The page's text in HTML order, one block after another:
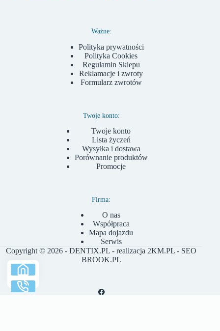
Ważne:
Polityka prywatności
Polityka Cookies
Regulamin Sklepu
Reklamacje i zwroty
Formularz zwrotów
Twoje konto:
Twoje konto
Lista życzeń
Wysyłka i dostawa
Porównanie produktów
Promocje
Firma:
O nas
Współpraca
Mapa dojazdu
Serwis
Copyright © 2026 - DENTIX.PL - realizacja 2KM.PL - SEO
BROOK.PL